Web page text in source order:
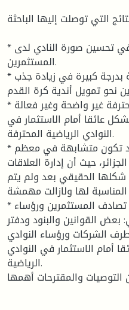
التي توصلت إليها الباحثة :
* للعلاقات العامة مكانة مهمة في تحسين صورة النادي لدى
المستثمرين.
* تساهم العلاقات العامة بدرجة كبيرة في زيادة جذب
نحو تمويل أندية كرة القدم.
* إن سياسة الأندية الرياضية المحترفة غير واضحة وغير فعالة
عائقا أمام الاستثمار في
النوادي الرياضية المحترفة.
* إن معوقات العلاقات العامة تكاد تكون متشابهة في معظم
حيث أن إدارة العلاقات
الحقيقي بعد ولم يتم
لها ولازالت مهمشة.
* وجود بعض العراقيل التي تصادف المستثمرين ورؤساء
القوانين والبنود ودفتر
طرف الشركات ورؤساء النوادي
أمام الاستثمار في النوادي
الرياضية.
والمقترحات أهمها :